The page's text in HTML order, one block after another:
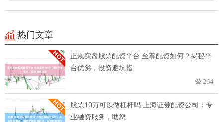
热门文章
正规实盘股票配资平台 至尊配资如何？揭秘平
台优劣，投资避坑指
264
股票10万可以做杠杆吗 上海证券配资公司：专
业融资服务，助您